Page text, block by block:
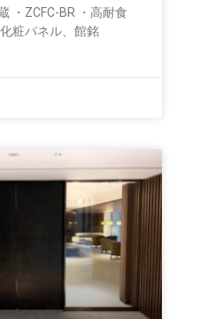
・ZCFC-BR ・高耐食
粧パネル、館銘